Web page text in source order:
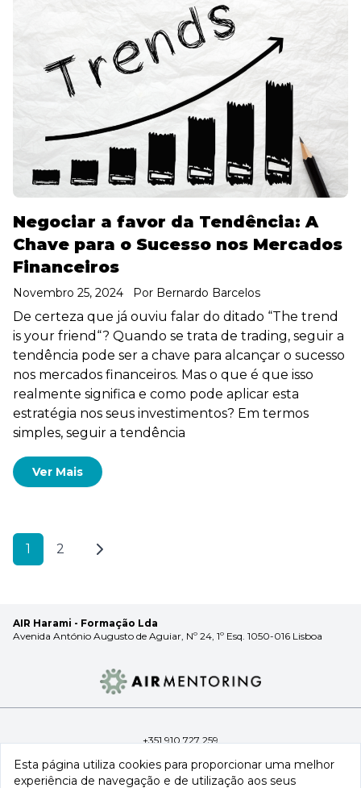
Negociar a favor da Tendência: A
Chave para o Sucesso nos Mercados
Financeiros
Novembro 25, 2024 Por Bernardo Barcelos
De certeza que já ouviu falar do ditado “The trend
is your friend“? Quando se trata de trading, seguir a
tendência pode ser a chave para alcançar o sucesso
nos mercados financeiros. Mas o que é que isso
realmente significa e como pode aplicar esta
estratégia nos seus investimentos? Em termos
simples, seguir a tendência
Ver Mais
1 2
AIR Harami - Formação Lda
Avenida António Augusto de Aguiar, Nº 24, 1º Esq. 1050-016 Lisboa
+351 910 727 259
Esta página utiliza cookies para proporcionar uma melhor
experiência de navegação e de utilização aos seus